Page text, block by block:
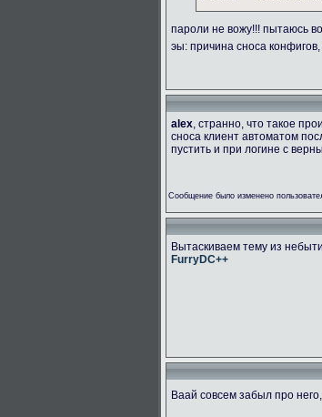
пароли не вожу!!! пытаюсь
эы: причина сноса
alex, странно, что такое
сноса клиент автоматом
пустить и при логине с
Сообщение было изменено
Вытаскиваем тему из
FurryDC++
Ваай совсем забыл про